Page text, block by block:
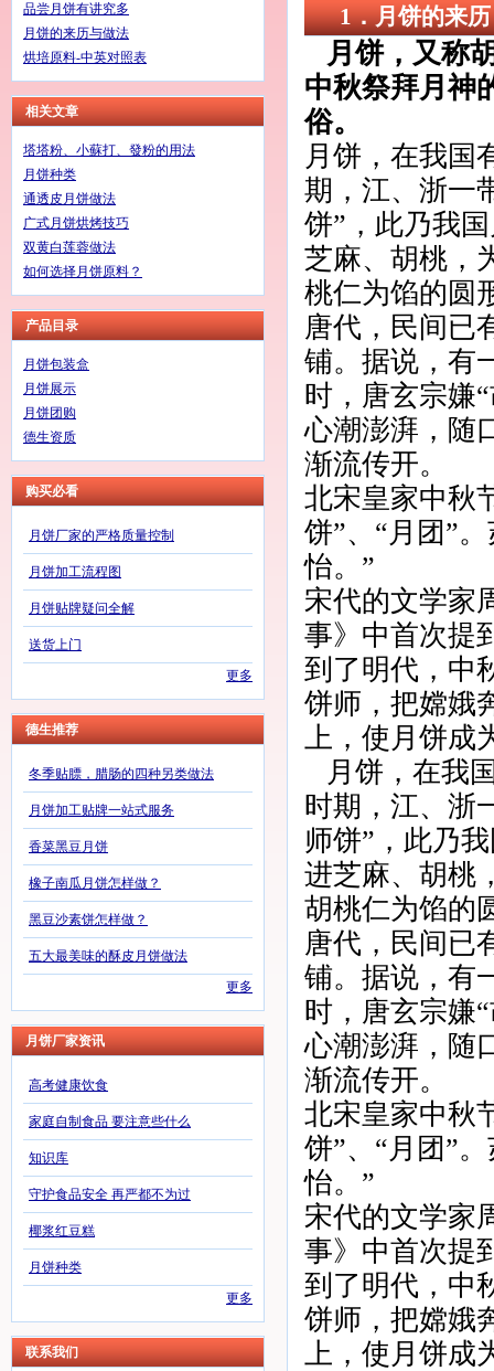
品尝月饼有讲究多
月饼的来历与做法
烘培原料-中英对照表
相关文章
塔塔粉、小蘇打、發粉的用法
月饼种类
通透皮月饼做法
广式月饼烘烤技巧
双黄白莲蓉做法
如何选择月饼原料？
产品目录
月饼包装盒
月饼展示
月饼团购
德生资质
购买必看
月饼厂家的严格质量控制
月饼加工流程图
月饼贴牌疑问全解
送货上门
更多
德生推荐
冬季贴膘，腊肠的四种另类做法
月饼加工贴牌一站式服务
香菜黑豆月饼
橡子南瓜月饼怎样做？
黑豆沙素饼怎样做？
五大最美味的酥皮月饼做法
更多
月饼厂家资讯
高考健康饮食
家庭自制食品 要注意些什么
知识库
守护食品安全 再严都不为过
椰浆红豆糕
月饼种类
更多
联系我们
1．月饼的来历
月饼，又称
中秋祭拜月神
俗。
月饼，在我国
期，江、浙一
饼”，此乃我
芝麻、胡桃，
桃仁为馅的圆
唐代，民间已
铺。据说，有
时，唐玄宗嫌
心潮澎湃，随
渐流传开。
北宋皇家中秋
饼”、“月团”
怡。”
宋代的文学家
事》中首次提
到了明代，中
饼师，把嫦娥
上，使月饼成
月饼，在我
时期，江、浙
师饼”，此乃
进芝麻、胡桃
胡桃仁为馅的
唐代，民间已
铺。据说，有
时，唐玄宗嫌
心潮澎湃，随
渐流传开。
北宋皇家中秋
饼”、“月团”
怡。”
宋代的文学家
事》中首次提
到了明代，中
饼师，把嫦娥
上，使月饼成